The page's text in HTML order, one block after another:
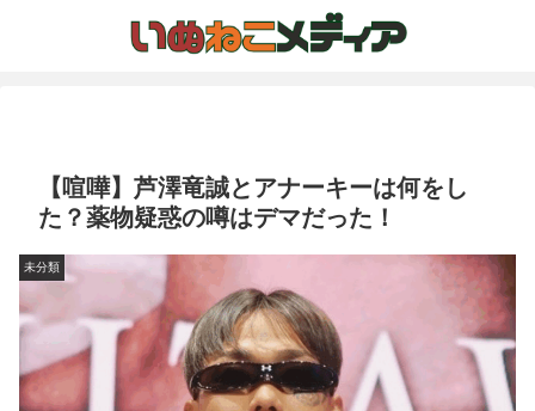
【喧嘩】芦澤竜誠とアナーキーは何をし
た？薬物疑惑の噂はデマだった！
未分類